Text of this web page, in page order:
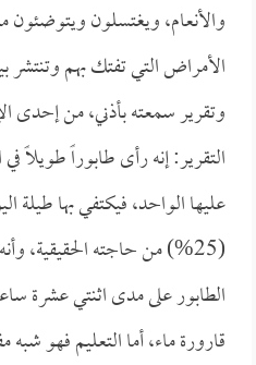
والأنعام، ويغتسلون
الأمراض التي تفتك بهم وتنتشر
وتقرير سمعته بأذني، من إحدى
التقرير: إنه رأى طابوراً طويلاً
عليها الواحد، فيكتفي بها طيلة
(25%) من حاجته الحقيقية،
الطابور على مدى اثنتي عشرة
قارورة ماء، أما التعليم فهو